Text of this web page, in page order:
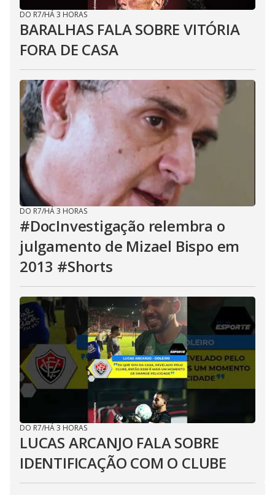
DO R7/HÁ 3 HORAS
BARALHAS FALA SOBRE VITÓRIA
FORA DE CASA
DO R7/HÁ 3 HORAS
#DocInvestigação relembra o
julgamento de Mizael Bispo em
2013 #Shorts
DO R7/HÁ 3 HORAS
LUCAS ARCANJO FALA SOBRE
IDENTIFICAÇÃO COM O CLUBE